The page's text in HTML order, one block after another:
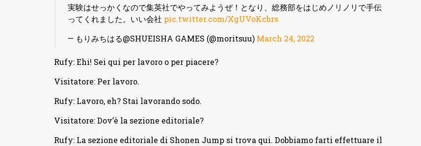
実験はせっかくなので集英社でやってみようぜ！となり、総務部をはじめノリノリで手伝
ってくれました。いい会社 pic.twitter.com/XgUVoKcbrs
— もりみちはる@SHUEISHA GAMES (@moritsuu) March 24, 2022
Rufy: Ehi! Sei qui per lavoro o per piacere?
Visitatore: Per lavoro.
Rufy: Lavoro, eh? Stai lavorando sodo.
Visitatore: Dov’è la sezione editoriale?
Rufy: La sezione editoriale di Shonen Jump si trova qui. Dobbiamo farti effettuare il